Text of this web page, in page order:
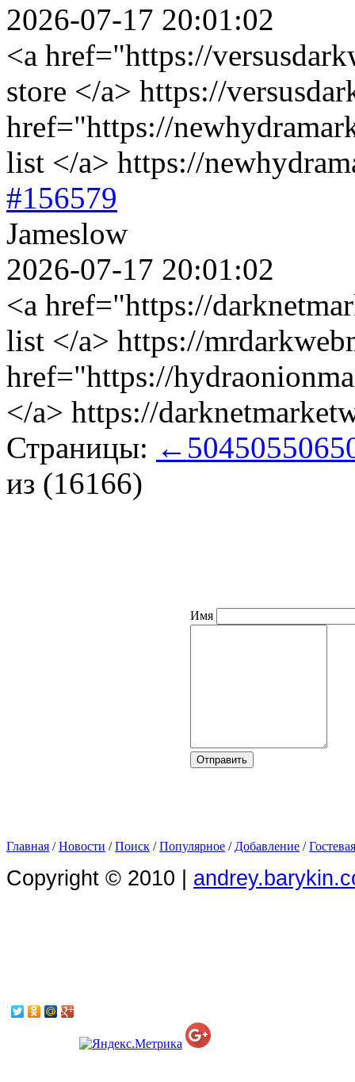
2026-07-17 20:01:02
<a href="https://
store </a> https://
href="https://
list </a> https://
#156579
Jameslow
2026-07-17 20:01:02
<a href="https://
list </a> https://
href="https://
</a> https://
Страницы: ← 504505506
из (16166)
Имя
Главная /Новости /Поиск /Популярное / Добавление /Гостевая
Copyright © 2010 |